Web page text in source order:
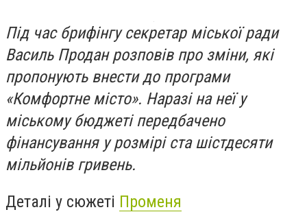
Під час брифінгу секретар міської ради
Василь Продан розповів про зміни, які
пропонують внести до програми
«Комфортне місто». Наразі на неї у
міському бюджеті передбачено
фінансування у розмірі ста шістдесяти
мільйонів гривень.
Деталі у сюжеті Променя